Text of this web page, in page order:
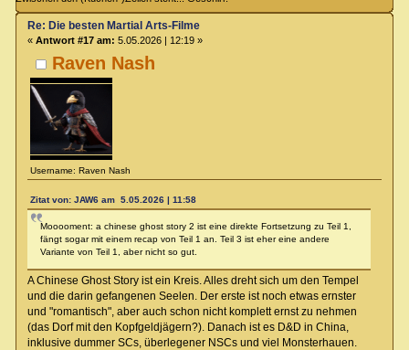
Raven Nash
Username: Raven Nash
Re: Die besten Martial Arts-Filme
« Antwort #17 am: 5.05.2026 | 12:19 »
Zitat von: JAW6 am 5.05.2026 | 11:58
Mooooment: a chinese ghost story 2 ist eine direkte Fortsetzung zu Teil 1,
fängt sogar mit einem recap von Teil 1 an. Teil 3 ist eher eine andere
Variante von Teil 1, aber nicht so gut.
A Chinese Ghost Story ist ein Kreis. Alles dreht sich um den Tempel
und die darin gefangenen Seelen. Der erste ist noch etwas ernster
und "romantisch", aber auch schon nicht komplett ernst zu nehmen
(das Dorf mit den Kopfgeldjägern?). Danach ist es D&D in China,
inklusive dummer SCs, überlegener NSCs und viel Monsterhauen.